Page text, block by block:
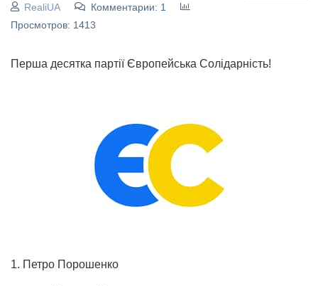
RealiUA
Комментарии: 1
Просмотров: 1413
Перша десятка партії Європейська Солідарність!
1. Петро Порошенко